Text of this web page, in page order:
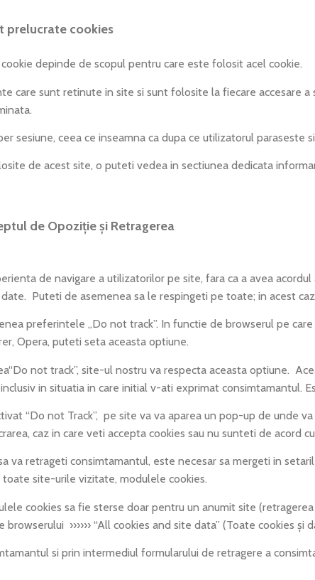
prelucrate cookies
depinde de scopul pentru care este folosit acel cookie.
sunt retinute in site si sunt folosite la fiecare accesare a
ceea ce inseamna ca dupa ce utilizatorul paraseste
de acest site, o puteti vedea in sectiunea dedicata
de Opoziție și Retragerea
de navigare a utilizatorilor pe site, fara ca a avea
Puteti de asemenea sa le respingeti pe toate; in acest
„Do not track”. In functie de browserul pe care
Opera, puteti seta aceasta optiune.
not track”, site-ul nostru va respecta aceasta optiune.
in situatia in care initial v-ati exprimat consimtamantul.
“Do not Track”, pe site va va aparea un pop-up de unde
caz in care veti accepta cookies sau nu sunteti de acord
consimtamantul, este necesar sa mergeti in
site-urile vizitate, modulele cookies.
sa fie sterse doar pentru un anumit site (retragerea
›››››› “All cookies and site data” (Toate cookies
si prin intermediul formularului de retragere a